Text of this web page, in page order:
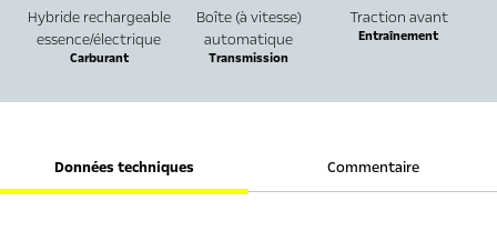
Hybride rechargeable
essence/électrique
Carburant
Boîte (à vitesse)
automatique
Transmission
Traction avant
Entraînement
Données techniques Commentaire